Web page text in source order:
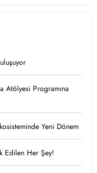
Atölyesi Programına
Yeni Dönem
Edilen Her Şey!